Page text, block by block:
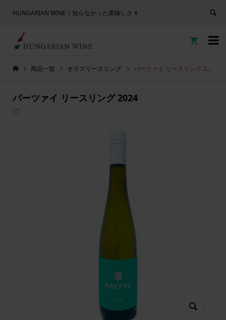
HUNGARIAN WINE｜知らなかった美味しさ🍷


商品一覧 オラズリースリング パーツァイ リースリング 2024
パーツァイ リースリング 2024